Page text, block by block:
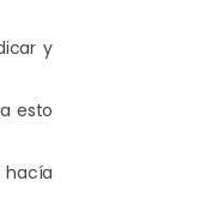
y
esto
hacía